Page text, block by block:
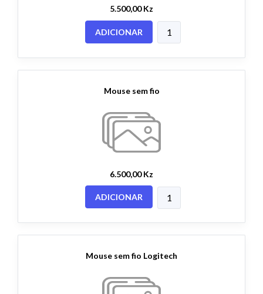
5.500,00 Kz
ADICIONAR
Mouse sem fio
6.500,00 Kz
ADICIONAR
Mouse sem fio Logitech